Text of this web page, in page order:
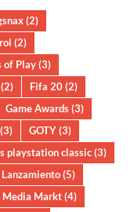
(2)
(2)
of Play(3)
Fifa 20(2)
Game Awards(3)
GOTY(3)
playstation classic(3)
Lanzamiento(5)
Media Markt(4)